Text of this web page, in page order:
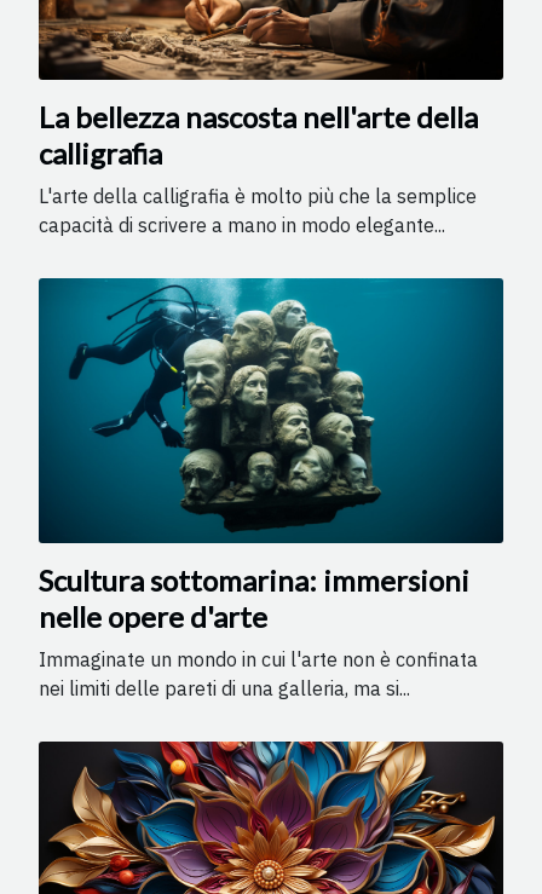
La bellezza nascosta nell'arte della
calligrafia
L'arte della calligrafia è molto più che la semplice
capacità di scrivere a mano in modo elegante...
Scultura sottomarina: immersioni
nelle opere d'arte
Immaginate un mondo in cui l'arte non è confinata
nei limiti delle pareti di una galleria, ma si...